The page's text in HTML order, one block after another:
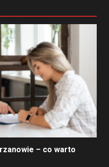
– co warto